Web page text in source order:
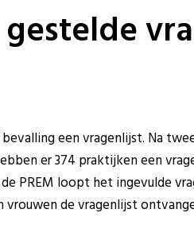
een vragenlijst. Na
er 374 praktijken een
PREM loopt het ingevulde
vrouwen de vragenlijst